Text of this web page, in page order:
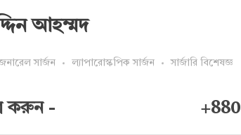
আহম্মদ
সার্জন ল্যাপারোস্কপিক সার্জন সার্জারি বিশেষজ্ঞ
করুন -